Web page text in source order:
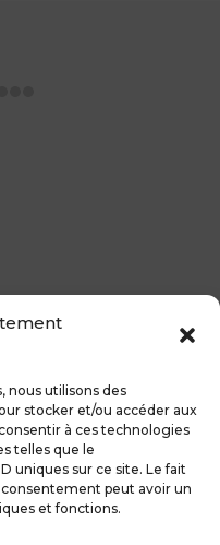
nous utilisons des
stocker et/ou accéder aux
à ces technologies
telles que le
uniques sur ce site. Le fait
peut avoir un
et fonctions.
le sourire :)
rendez-...
légales